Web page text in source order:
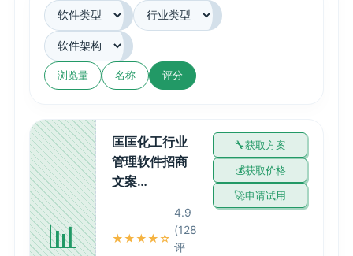
浏览量 名称 评分
📊
匡匡化工行业
管理软件招商
文案…
★★★★☆
4.9
(128
评
获取方案
获取价格
申请试用